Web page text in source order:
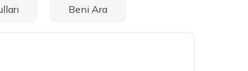
Beni Ara